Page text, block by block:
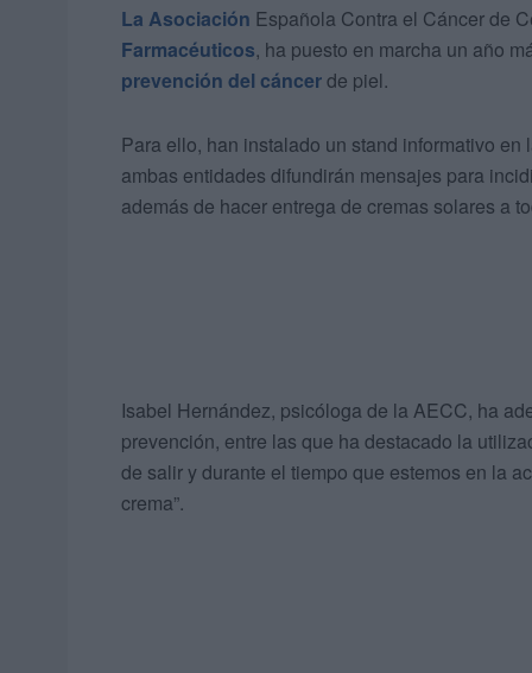
La Asociación Española Contra el Cáncer de
Farmacéuticos, ha puesto en marcha un año
prevención del cáncerde piel.
Para ello, han instalado un stand informativo en
ambas entidades difundirán mensajes para
además de hacer entrega de cremas solares a
Isabel Hernández, psicóloga de la AECC, ha
prevención, entre las que ha destacado la
de salir y durante el tiempo que estemos en la
crema”.